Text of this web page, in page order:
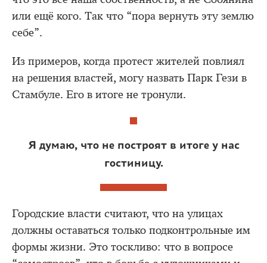
или ещё кого. Так что “пора вернуть эту землю
себе”.
Из примеров, когда протест жителей повлиял
на решения властей, могу назвать Парк Гези в
Стамбуле. Его в итоге не тронули.
Я думаю, что не построят в итоге у нас
гостиницу.
Городские власти считают, что на улицах
должны оставаться только подконтрольные им
формы жизни. Это тоскливо: что в вопросе